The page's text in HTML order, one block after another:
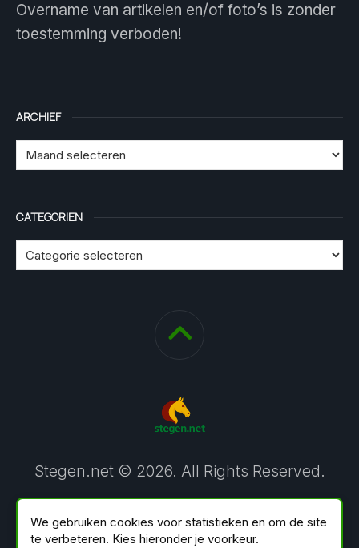
Overname van artikelen en/of foto’s is zonder
toestemming verboden!
ARCHIEF
CATEGORIEN
Stegen.net © 2026. All Rights Reserved.
We gebruiken cookies voor statistieken en om de site
te verbeteren. Kies hieronder je voorkeur.